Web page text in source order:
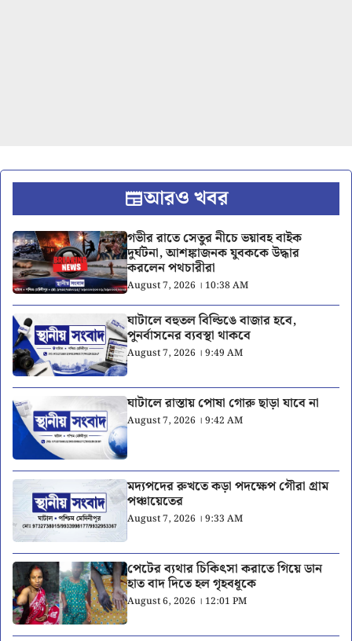
আরও খবর
গভীর রাতে সেতুর নীচে ভয়াবহ বাইক
দুর্ঘটনা, আশঙ্কাজনক যুবককে উদ্ধার
করলেন পথচারীরা
August 7, 2026 । 10:38 AM
ঘাটালে বহুতল বিল্ডিঙে বাজার হবে,
পুনর্বাসনের ব্যবস্থা থাকবে
August 7, 2026 । 9:49 AM
ঘাটালে রাস্তায় পোষা গোরু ছাড়া যাবে না
August 7, 2026 । 9:42 AM
মদ্যপদের রুখতে কড়া পদক্ষেপ গৌরা গ্রাম
পঞ্চায়েতের
August 7, 2026 । 9:33 AM
পেটের ব্যথার চিকিৎসা করাতে গিয়ে ডান
হাত বাদ দিতে হল গৃহবধূকে
August 6, 2026 । 12:01 PM